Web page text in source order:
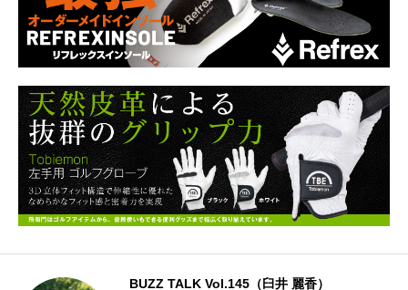
BUZZ TALK Vol.145（臼井 麗香）